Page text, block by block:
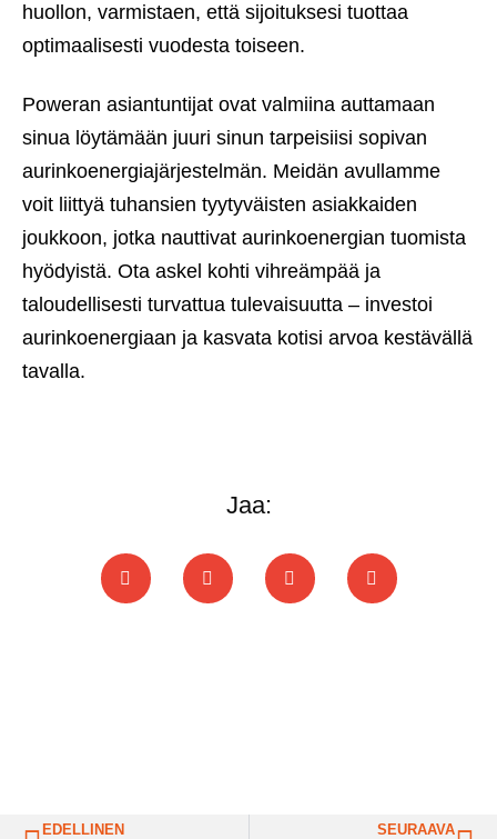
huollon, varmistaen, että sijoituksesi tuottaa
optimaalisesti vuodesta toiseen.
Poweran asiantuntijat ovat valmiina auttamaan
sinua löytämään juuri sinun tarpeisiisi sopivan
aurinkoenergiajärjestelmän. Meidän avullamme
voit liittyä tuhansien tyytyväisten asiakkaiden
joukkoon, jotka nauttivat aurinkoenergian tuomista
hyödyistä. Ota askel kohti vihreämpää ja
taloudellisesti turvattua tulevaisuutta – investoi
aurinkoenergiaan ja kasvata kotisi arvoa kestävällä
tavalla.
Jaa:
EDELLINEN SEURAAVA